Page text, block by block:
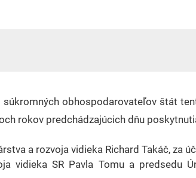
obhospodarovateľov štát
rokov predchádzajúcich dňu
a rozvoja vidieka Richard Takáč, za
vidieka SR Pavla Tomu a predsedu